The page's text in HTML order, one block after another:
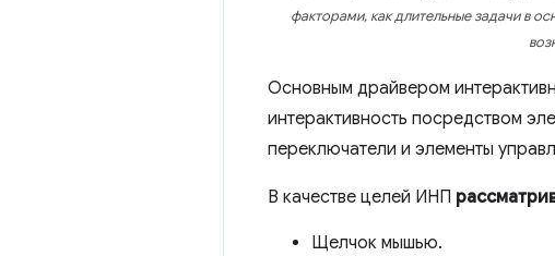
факторами, как длительные задачи в
Основным драйвером
интерактивность посредством
переключатели и элементы
В качестве целей ИНП
Щелчок мышью.